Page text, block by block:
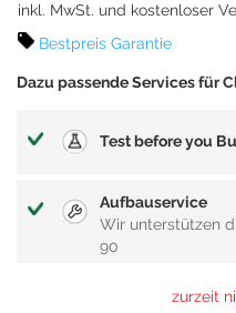
inkl. MwSt. und kostenloser
Bestpreis Garantie
Dazu passende Services für
Test before you
Aufbauservice
Wir unterstützen
90
zurzeit
images
gallery